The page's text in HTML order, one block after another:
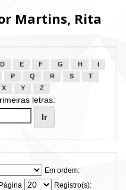
Martins, Rita
D E F G H
P Q R S
T
X Y Z
letras:
Em ordem:
Registro(s):